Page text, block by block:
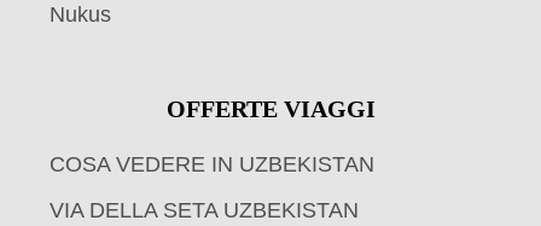
Nukus
OFFERTE VIAGGI
COSA VEDERE IN UZBEKISTAN
VIA DELLA SETA UZBEKISTAN